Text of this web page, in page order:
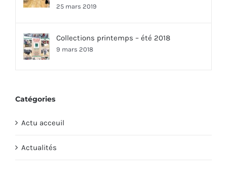
25 mars 2019
Collections printemps – été 2018
9 mars 2018
Catégories
Actu acceuil
Actualités